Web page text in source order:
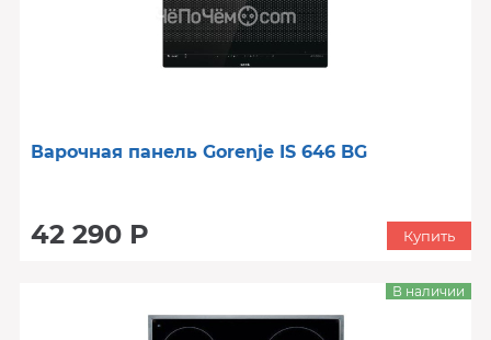
Варочная панель Gorenje IS 646 BG
42 290 Р Купить
В наличии